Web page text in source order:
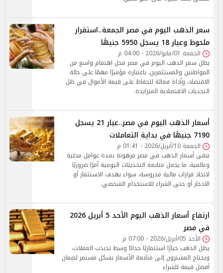
سعر الذهب اليوم في مصر الجمعة..استقرار
ملحوظ وعيار 18 يسجل 5950 جنيهًا
الجمعة 01/مايو/2026 - 04:00 م
يظل سعر الذهب اليوم في مصر محل اهتمام واسع من
المواطنين والمستثمرين، باعتباره مؤشرًا مهمًا على حالة
الاقتصاد، وأداة فعالة للحفاظ على قيمة الأموال في ظل
التحديات الاقتصادية المتزايدة.
أسعار الذهب اليوم في مصر..عيار 21 يسجل
7190 جنيهًا في بداية التعاملات
الجمعة 10/أبريل/2026 - 01:41 م
تبقى أسعار الذهب في مصر مرهونة بعدة عوامل محلية
وعالمية، ما يجعل متابعة التحديثات اليومية أمرًا ضروريًا
لاتخاذ قرارات مالية مدروسة، سواء بهدف الاستثمار أو
الادخار أو حتى الشراء للاستخدام الشخصي.
ارتفاع أسعار الذهب اليوم الأحد 5 أبريل 2026
في مصر
الأحد 05/أبريل/2026 - 07:00 م
يظل الذهب خيارًا استثماريًا جذابًا وسط تذبذب العملات،
ويحتاج المشترون إلى متابعة الأسعار بشكل مستمر لضمان
أفضل قيمة للشراء